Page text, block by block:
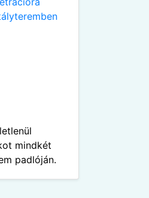
mindkét
padlóján.